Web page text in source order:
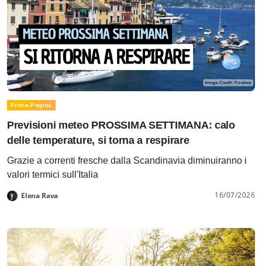
Prima Pagina
Previsioni meteo PROSSIMA SETTIMANA: calo
delle temperature, si torna a respirare
Grazie a correnti fresche dalla Scandinavia diminuiranno i
valori termici sull'Italia
Elena Rava 16/07/2026